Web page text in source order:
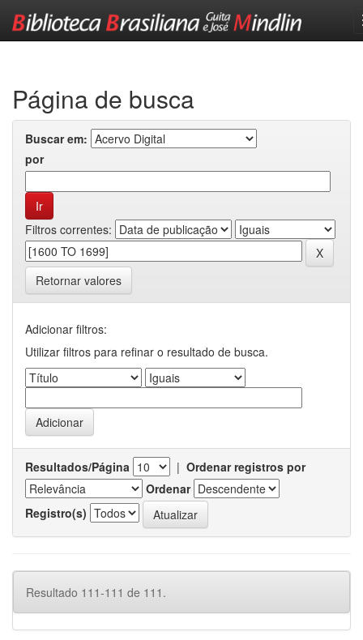
Página de busca
Buscar em:
por
Filtros correntes:
Retornar valores
Adicionar filtros:
Utilizar filtros para refinar o resultado de busca.
Resultados/Página | Ordenar registros por
Ordenar
Registro(s)
Resultado 111-111 de 111.